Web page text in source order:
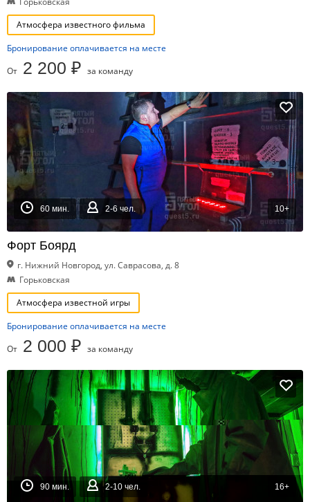
Атмосфера известного фильма
Бронирование оплачивается на месте
От 2 200 ₽ за команду
60 мин. 2-6 чел. 10+
Форт Боярд
г. Нижний Новгород, ул. Саврасова, д. 8
Горьковская
Атмосфера известной игры
Бронирование оплачивается на месте
От 2 000 ₽ за команду
90 мин. 2-10 чел. 16+